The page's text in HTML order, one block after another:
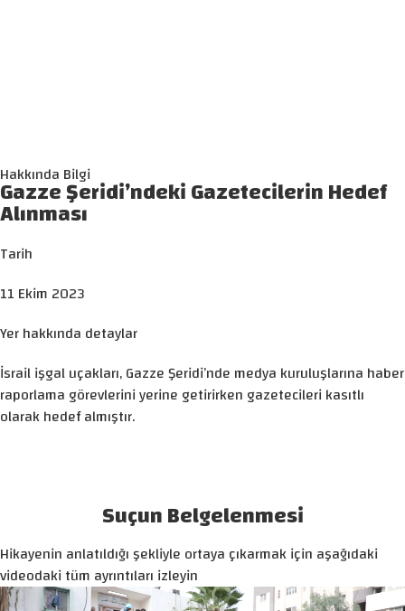
Hakkında Bilgi
Gazze Şeridi’ndeki Gazetecilerin Hedef
Alınması
Tarih
11 Ekim 2023
Yer hakkında detaylar
İsrail işgal uçakları, Gazze Şeridi’nde medya kuruluşlarına haber
raporlama görevlerini yerine getirirken gazetecileri kasıtlı
olarak hedef almıştır.
Suçun Belgelenmesi
Hikayenin anlatıldığı şekliyle ortaya çıkarmak için aşağıdaki
videodaki tüm ayrıntıları izleyin